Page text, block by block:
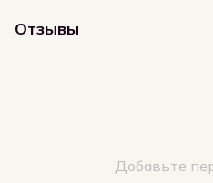
Отзывы
Добавьте